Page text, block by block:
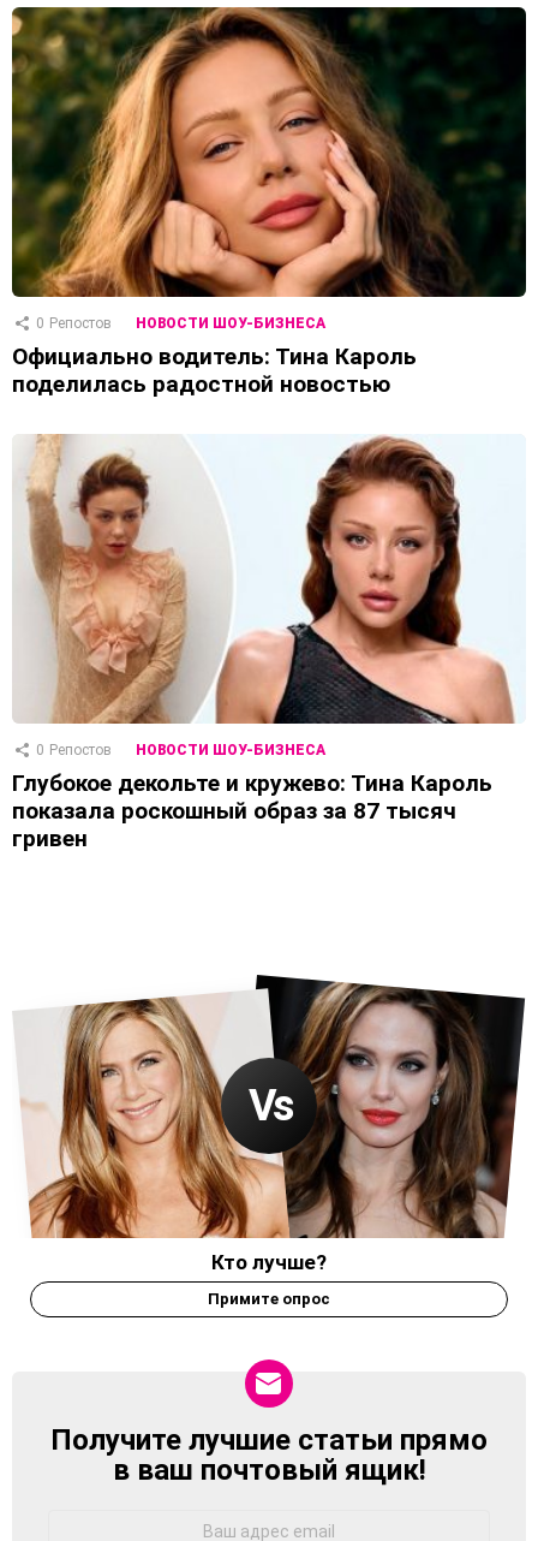
0 Репостов НОВОСТИ ШОУ-БИЗНЕСА
Официально водитель: Тина Кароль
поделилась радостной новостью
0 Репостов НОВОСТИ ШОУ-БИЗНЕСА
Глубокое декольте и кружево: Тина Кароль
показала роскошный образ за 87 тысяч
гривен
Кто лучше?
Примите опрос
NEWSLETTER
Получите лучшие статьи прямо
в ваш почтовый ящик!